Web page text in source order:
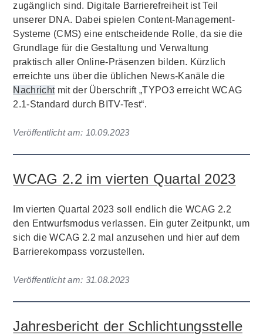
zugänglich sind. Digitale Barrierefreiheit ist Teil
unserer DNA. Dabei spielen Content-Management-
Systeme (CMS) eine entscheidende Rolle, da sie die
Grundlage für die Gestaltung und Verwaltung
praktisch aller Online-Präsenzen bilden. Kürzlich
erreichte uns über die üblichen News-Kanäle die
Nachrichtmit der Überschrift „TYPO3 erreicht WCAG
2.1-Standard durch BITV-Test“.
Veröffentlicht am: 10.09.2023
WCAG 2.2 im vierten Quartal 2023
Im vierten Quartal 2023 soll endlich die WCAG 2.2
den Entwurfsmodus verlassen. Ein guter Zeitpunkt, um
sich die WCAG 2.2 mal anzusehen und hier auf dem
Barrierekompass vorzustellen.
Veröffentlicht am: 31.08.2023
Jahresbericht der Schlichtungsstelle